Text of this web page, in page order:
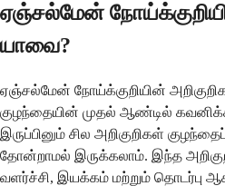
ஏஞ்சல்மேன்
யாவை?
ஏஞ்சல்மேன் நோய்க்குறியின்
குழந்தையின் முதல் ஆண்டில்
இருப்பினும் சில அறிகுறிகள்
தோன்றாமல் இருக்கலாம். இந்த
வளர்ச்சி, இயக்கம் மற்றும் தொடர்பு